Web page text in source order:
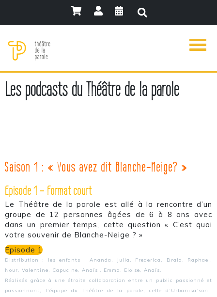
Les podcasts du Théâtre de la parole
Saison 1 : « Vous avez dit Blanche-Neige? »
Episode 1 – Format court
Le Théâtre de la parole est allé à la rencontre d’un
groupe de 12 personnes âgées de 6 à 8 ans avec
dans un premier temps, cette question « C’est quoi
votre souvenir de Blanche-Neige ? »
Episode 1
Distribution : les enfants : Ananda, Julia, Frederica, Braia, Raphael,
Nour, Valentine, Capucine, Anaïs , Emma, Eloise, Anaïs.
Réalisés grâce à une étroite collaboration entre un public passionné et
passionnant, l’équipe du Théâtre de la parole, celle d’Urbanisa’son,